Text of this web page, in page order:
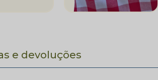
e devoluções